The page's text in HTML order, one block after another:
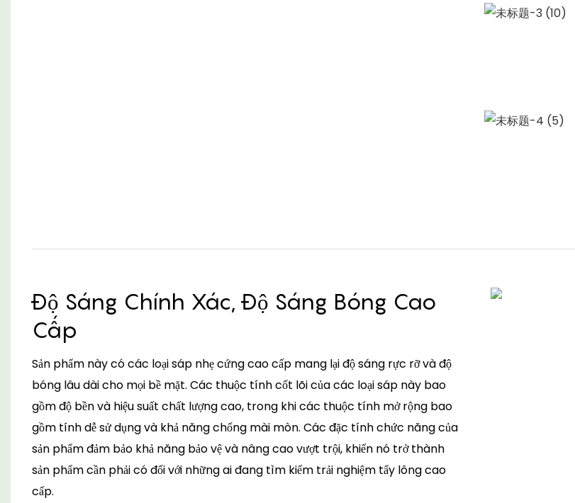
Độ Sáng Chính Xác, Độ Sáng Bóng Cao
Cấp
Sản phẩm này có các loại sáp nhẹ cứng cao cấp mang lại độ sáng rực rỡ và độ
bóng lâu dài cho mọi bề mặt. Các thuộc tính cốt lõi của các loại sáp này bao
gồm độ bền và hiệu suất chất lượng cao, trong khi các thuộc tính mở rộng bao
gồm tính dễ sử dụng và khả năng chống mài mòn. Các đặc tính chức năng của
sản phẩm đảm bảo khả năng bảo vệ và nâng cao vượt trội, khiến nó trở thành
sản phẩm cần phải có đối với những ai đang tìm kiếm trải nghiệm tẩy lông cao
cấp.